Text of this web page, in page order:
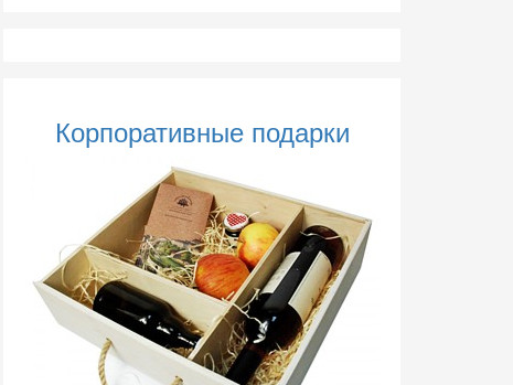
Корпоративные подарки